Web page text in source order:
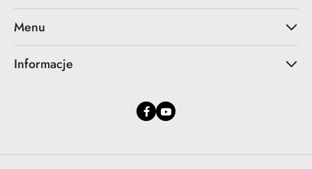
Menu
Informacje